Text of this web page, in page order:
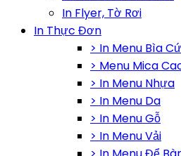
In Flyer, Tờ Rơi
In Thực Đơn
> In Menu Bìa
> Menu Mica
> In Menu Nhựa
> In Menu Da
> In Menu Gỗ
> In Menu Vải